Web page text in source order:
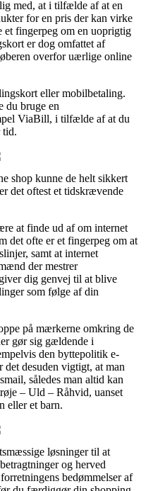
med, at i tilfælde af at en
for en pris der kan virke
fingerpeg om en uoprigtig
er dog omfattet af
overfor uærlige online
eller mobilbetaling.
du bruge en
ViaBill, i tilfælde af at du
tid.
shop kunne de helt sikkert
det oftest et tidskrævende
at finde ud af om internet
det ofte er et fingerpeg om at
samt at internet
der mestrer
dig genvej til at blive
som følge af din
på mærkerne omkring de
gør sig gældende i
den byttepolitik e-
desuden vigtigt, at man
således man altid kan
– Uld – Råhvid, uanset
eller et barn.
løsninger til at
og herved
bedømmelser af